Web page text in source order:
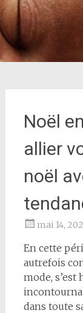
Noël
allier
noël
mai 14,
En cette
autrefois
mode, s’est
dans toute